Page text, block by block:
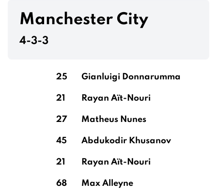
Manchester City
4-3-3
25 Gianluigi Donnarumma
21 Rayan Aït-Nouri
27 Matheus Nunes
45 Abdukodir Khusanov
21 Rayan Aït-Nouri
68 Max Alleyne